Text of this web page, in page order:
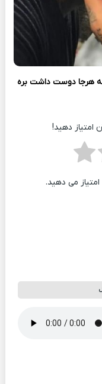
هرجا دوست داشت بره
امتیاز دهید!
می دهید.